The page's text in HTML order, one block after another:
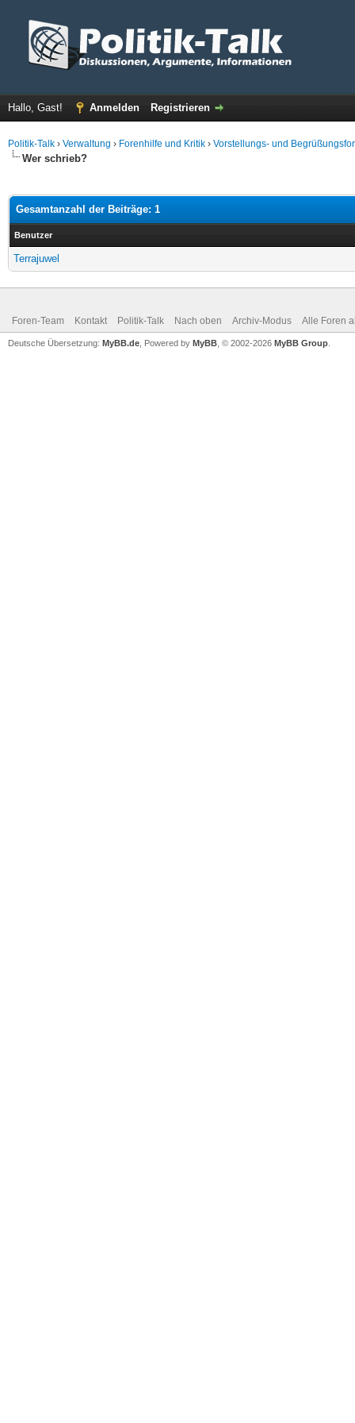
Hallo, Gast! Anmelden Registrieren
Politik-Talk › Verwaltung › Forenhilfe und Kritik › Vorstellungs- und
Wer schrieb?
Gesamtanzahl der Beiträge: 1
Benutzer
Terrajuwel
Foren-Team Kontakt Politik-Talk Nach oben Archiv-Modus Alle Foren
Deutsche Übersetzung: MyBB.de , Powered by MyBB , © 2002-2026 MyBB Group